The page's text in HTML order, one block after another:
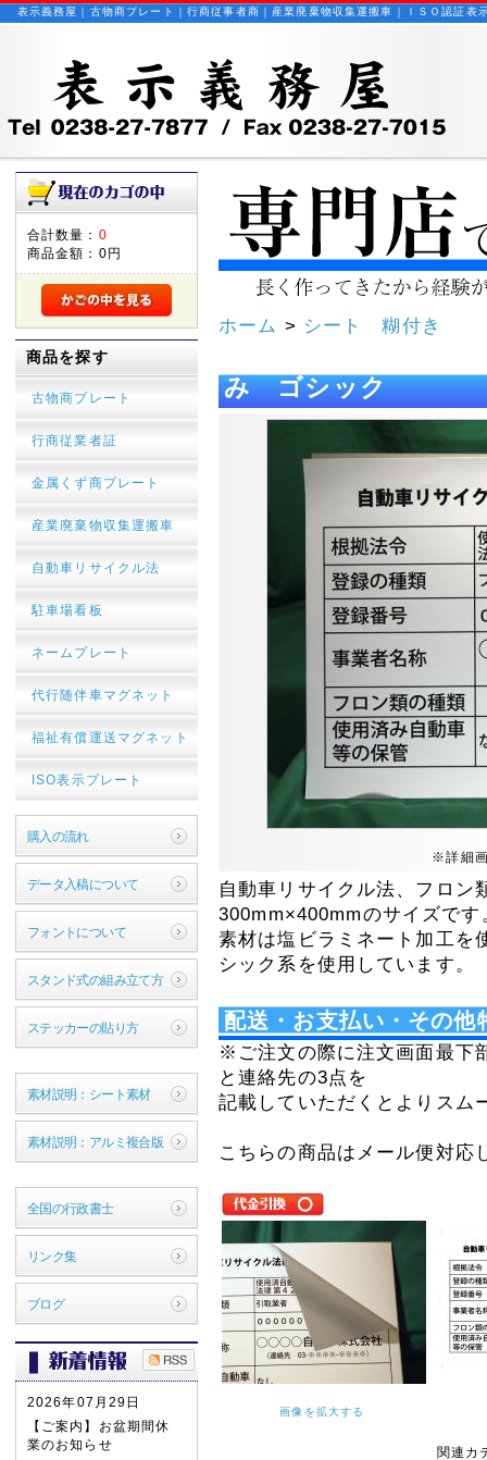
表示義務屋｜古物商プレート｜行商従事者商｜産業廃棄物収集運搬車｜ＩＳＯ認証
合計数量： 0
商品金額： 0円
商品を探す
古物商プレート
行商従業者証
金属くず商プレート
産業廃棄物収集運搬車
自動車リサイクル法
駐車場看板
ネームプレート
代行随伴車マグネット
福祉有償運送マグネット
ISO表示プレート
購入の流れ
データ入稿について
フォントについて
スタンド式の組み立て方
ステッカーの貼り方
素材説明：シート素材
素材説明：アルミ複合版
全国の行政書士
リンク集
ブログ
2026年07月29日
【ご案内】お盆期間休
業のお知らせ
ホーム > シート 糊付き
み ゴシック
※詳細
自動車リサイクル法、フロン
300mm×400mmのサイズで
素材は塩ビラミネート加工を
シック系を使用しています。
配送・お支払い・その他
※ご注文の際に注文画面最下
と連絡先の3点を
記載していただくとよりスム
こちらの商品はメール便対応
画像を拡大する
関連カ